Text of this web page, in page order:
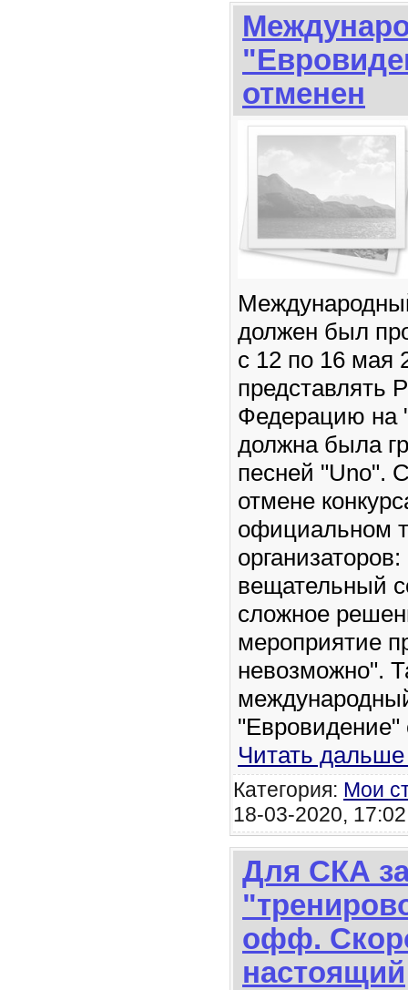
отменен
должен был
с 12 по 16 мая
представлять
Федерацию на
должна была
песней "Uno".
отмене
официальном
вещательный
сложное
мероприятие
невозможно".
"Евровидение"
Читать
Категория: Мои
18-03-2020,
Для СКА
офф.
настоящий